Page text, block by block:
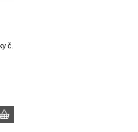
č.